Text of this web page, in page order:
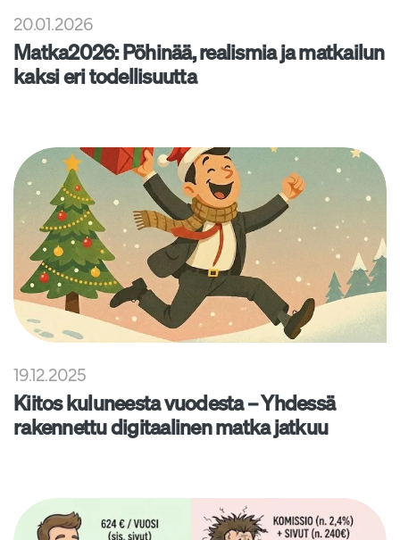
20.01.2026
Matka2026: Pöhinää, realismia ja matkailun
kaksi eri todellisuutta
19.12.2025
Kiitos kuluneesta vuodesta – Yhdessä
rakennettu digitaalinen matka jatkuu